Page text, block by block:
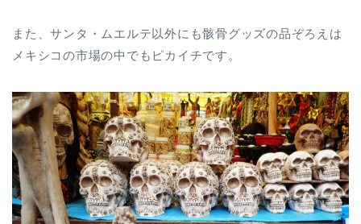
また、サンタ・ムエルテ以外にも骸骨グッズの品ぞろえは
メキシコの市場の中でもピカイチです。